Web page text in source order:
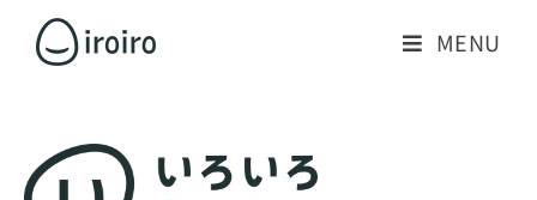
MENU